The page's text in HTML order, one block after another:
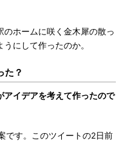
ホームに咲く金木犀の散っ
にして作ったのか。
た？
イデアを考えて作ったので
す。このツイートの2日前